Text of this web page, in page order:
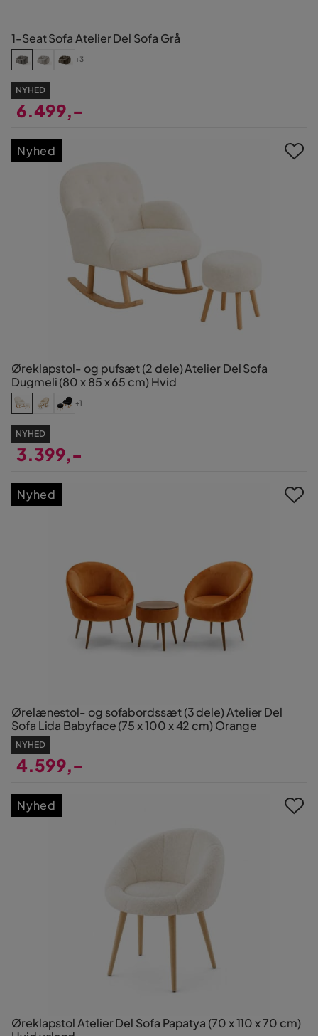
1-Seat Sofa Atelier Del Sofa Grå
+3
NYHED
6.499,-
Øreklapstol- og pufsæt (2 dele) Atelier Del Sofa
Dugmeli (80 x 85 x 65 cm) Hvid
+1
NYHED
3.399,-
Nyhed
Ørelænestol- og sofabordssæt (3 dele) Atelier Del
Sofa Lida Babyface (75 x 100 x 42 cm) Orange
NYHED
4.599,-
Nyhed
Øreklapstol Atelier Del Sofa Papatya (70 x 110 x 70 cm)
Nyhed